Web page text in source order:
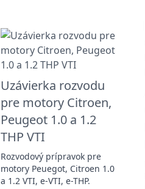
Uzávierka rozvodu
pre motory Citroen,
Peugeot 1.0 a 1.2
THP VTI
Rozvodový prípravok pre
motory Peuegot, Citroen 1.0
a 1.2 VTI, e-VTI, e-THP.